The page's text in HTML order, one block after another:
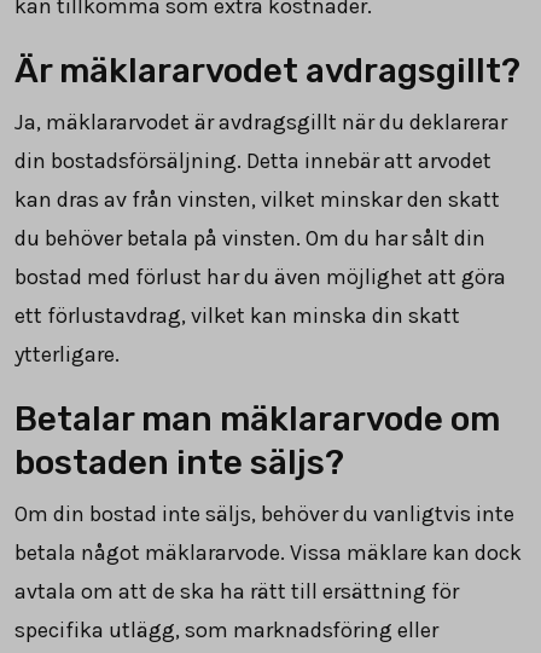
kan tillkomma som extra kostnader.
Är mäklararvodet avdragsgillt?
Ja, mäklararvodet är avdragsgillt när du deklarerar
din bostadsförsäljning. Detta innebär att arvodet
kan dras av från vinsten, vilket minskar den skatt
du behöver betala på vinsten. Om du har sålt din
bostad med förlust har du även möjlighet att göra
ett förlustavdrag, vilket kan minska din skatt
ytterligare.
Betalar man mäklararvode om
bostaden inte säljs?
Om din bostad inte säljs, behöver du vanligtvis inte
betala något mäklararvode. Vissa mäklare kan dock
avtala om att de ska ha rätt till ersättning för
specifika utlägg, som marknadsföring eller